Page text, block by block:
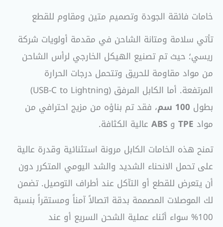
خامات فائقة الجودة وتصميم متين ومقاوم للقطع
تأتي سلامة ومتانة الشاحن في مقدمة أولويات شركة
ريسي؛ حيث تم تصنيع الهيكل الخارجي لرأس الشاحن
من مواد مقاومة للحريق وتتحمل درجات الحرارة
المرتفعة. أما الكابل المرفق (USB-C to Lightning)
بطول 100 سم
، فقد تم بناؤه من مزيج احترافي من
مواد TPE و ABS عالية الكثافة.
تمنح هذه الخامات الكابل مرونة استثنائية وقدرة عالية
على تحمل الانحناء الشديد والشد اليومي المتكرر دون
أن يتعرض للقطع أو التآكل عند أطراف التوصيل. تضمن
لك الموصلات المصممة بدقة اتصالاً آمناً ومستقراً بنسبة
100% سواء أثناء عملية الشحن السريع أو عند